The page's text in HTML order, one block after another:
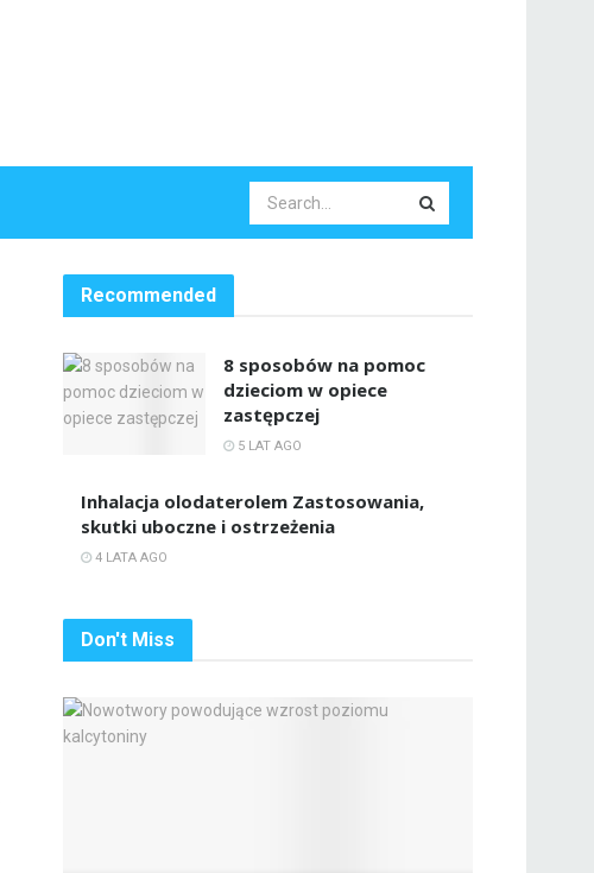
Recommended
8 sposobów na pomoc
dzieciom w opiece
zastępczej
5 LAT AGO
Inhalacja olodaterolem Zastosowania,
skutki uboczne i ostrzeżenia
4 LATA AGO
Don't Miss